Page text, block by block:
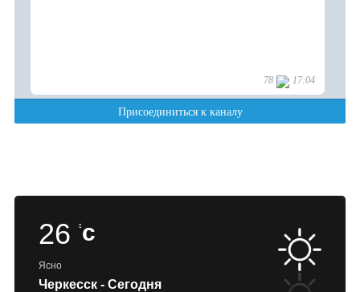
26 c
Ясно
Черкесск - Сегодня